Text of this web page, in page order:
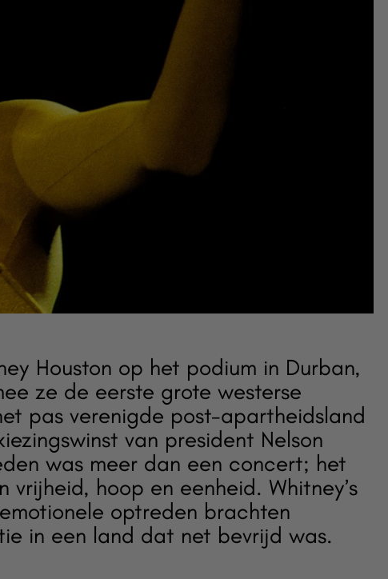
Houston op het podium in Durban,
ze de eerste grote westerse
pas verenigde post-apartheidsland
van president Nelson
was meer dan een concert; het
vrijheid, hoop en eenheid. Whitney’s
optreden brachten
in een land dat net bevrijd was.